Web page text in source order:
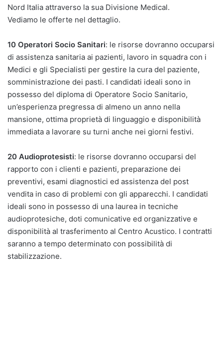
Nord Italia attraverso la sua Divisione Medical.
Vediamo le offerte nel dettaglio.
10 Operatori Socio Sanitari: le risorse dovranno occuparsi
di assistenza sanitaria ai pazienti, lavoro in squadra con i
Medici e gli Specialisti per gestire la cura del paziente,
somministrazione dei pasti. I candidati ideali sono in
possesso del diploma di Operatore Socio Sanitario,
un’esperienza pregressa di almeno un anno nella
mansione, ottima proprietà di linguaggio e disponibilità
immediata a lavorare su turni anche nei giorni festivi.
20 Audioprotesisti: le risorse dovranno occuparsi del
rapporto con i clienti e pazienti, preparazione dei
preventivi, esami diagnostici ed assistenza del post
vendita in caso di problemi con gli apparecchi. I candidati
ideali sono in possesso di una laurea in tecniche
audioprotesiche, doti comunicative ed organizzative e
disponibilità al trasferimento al Centro Acustico. I contratti
saranno a tempo determinato con possibilità di
stabilizzazione.